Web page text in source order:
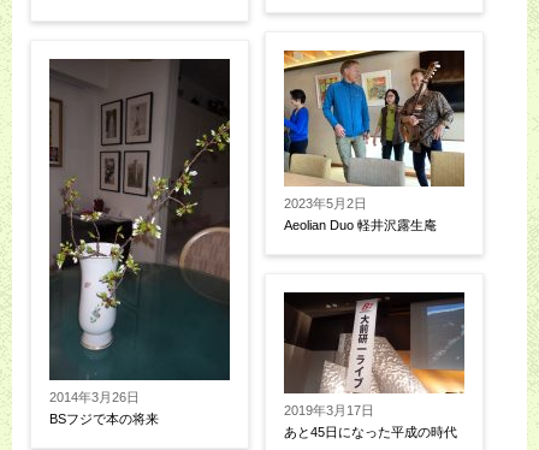
2014年3月26日
BSフジで本の将来
2023年5月2日
Aeolian Duo 軽井沢露生庵
2019年3月17日
あと45日になった平成の時代